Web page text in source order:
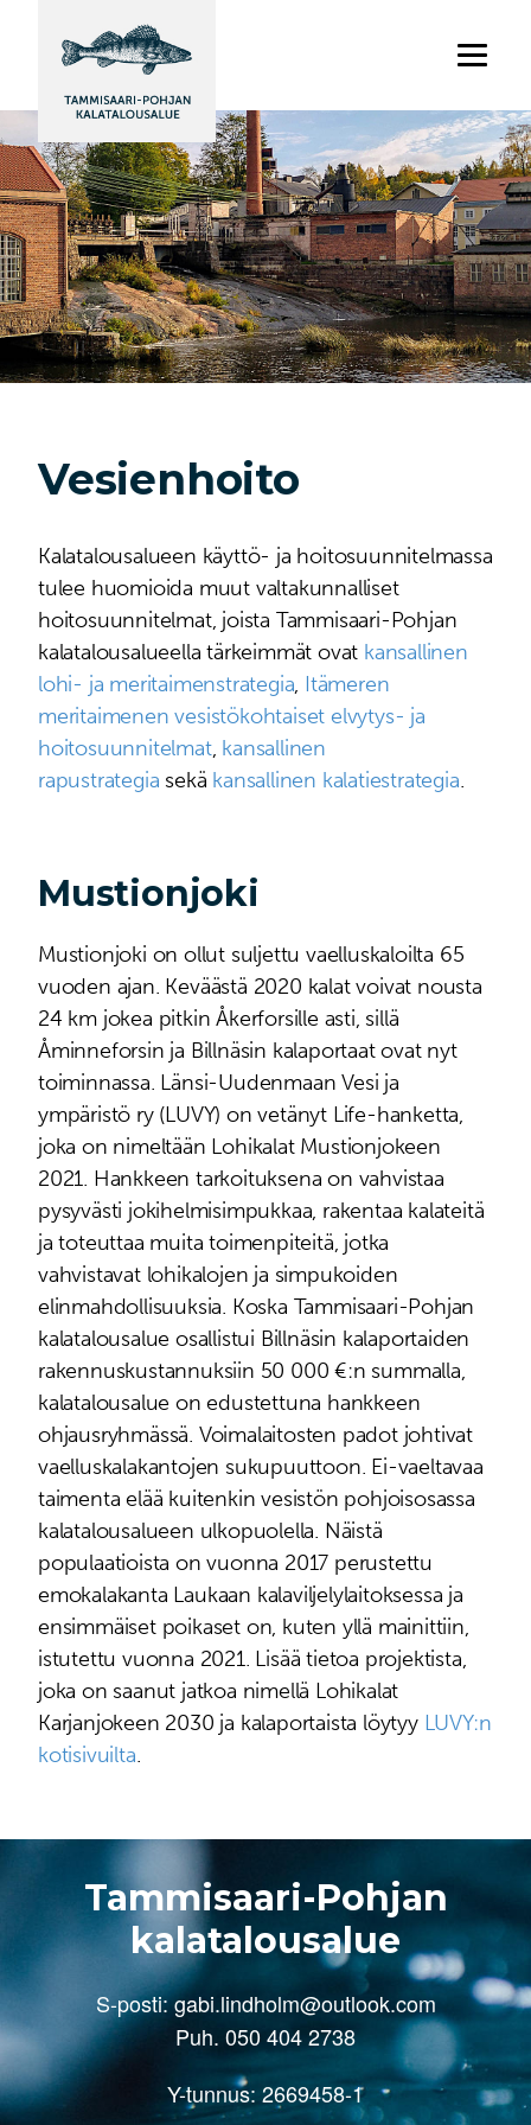
Vesienhoito
Kalatalousalueen käyttö- ja hoitosuunnitelmassa
tulee huomioida muut valtakunnalliset
hoitosuunnitelmat, joista Tammisaari-Pohjan
kalatalousalueella tärkeimmät ovat kansallinen
lohi- ja meritaimenstrategia, Itämeren
meritaimenen vesistökohtaiset elvytys- ja
hoitosuunnitelmat, kansallinen
rapustrategia sekä kansallinen kalatiestrategia.
Mustionjoki
Mustionjoki on ollut suljettu vaelluskaloilta 65
vuoden ajan. Keväästä 2020 kalat voivat nousta
24 km jokea pitkin Åkerforsille asti, sillä
Åminneforsin ja Billnäsin kalaportaat ovat nyt
toiminnassa. Länsi-Uudenmaan Vesi ja
ympäristö ry (LUVY) on vetänyt Life-hanketta,
joka on nimeltään Lohikalat Mustionjokeen
2021. Hankkeen tarkoituksena on vahvistaa
pysyvästi jokihelmisimpukkaa, rakentaa kalateitä
ja toteuttaa muita toimenpiteitä, jotka
vahvistavat lohikalojen ja simpukoiden
elinmahdollisuuksia. Koska Tammisaari-Pohjan
kalatalousalue osallistui Billnäsin kalaportaiden
rakennuskustannuksiin 50 000 €:n summalla,
kalatalousalue on edustettuna hankkeen
ohjausryhmässä. Voimalaitosten padot johtivat
vaelluskalakantojen sukupuuttoon. Ei-vaeltavaa
taimenta elää kuitenkin vesistön pohjoisosassa
kalatalousalueen ulkopuolella. Näistä
populaatioista on vuonna 2017 perustettu
emokalakanta Laukaan kalaviljelylaitoksessa ja
ensimmäiset poikaset on, kuten yllä mainittiin,
istutettu vuonna 2021. Lisää tietoa projektista,
joka on saanut jatkoa nimellä Lohikalat
Karjanjokeen 2030 ja kalaportaista löytyy LUVY:n
kotisivuilta.
Tammisaari-Pohjan
kalatalousalue
S-posti:gabi.lindholm@outlook.com
Puh. 050 404 2738
Y-tunnus: 2669458-1